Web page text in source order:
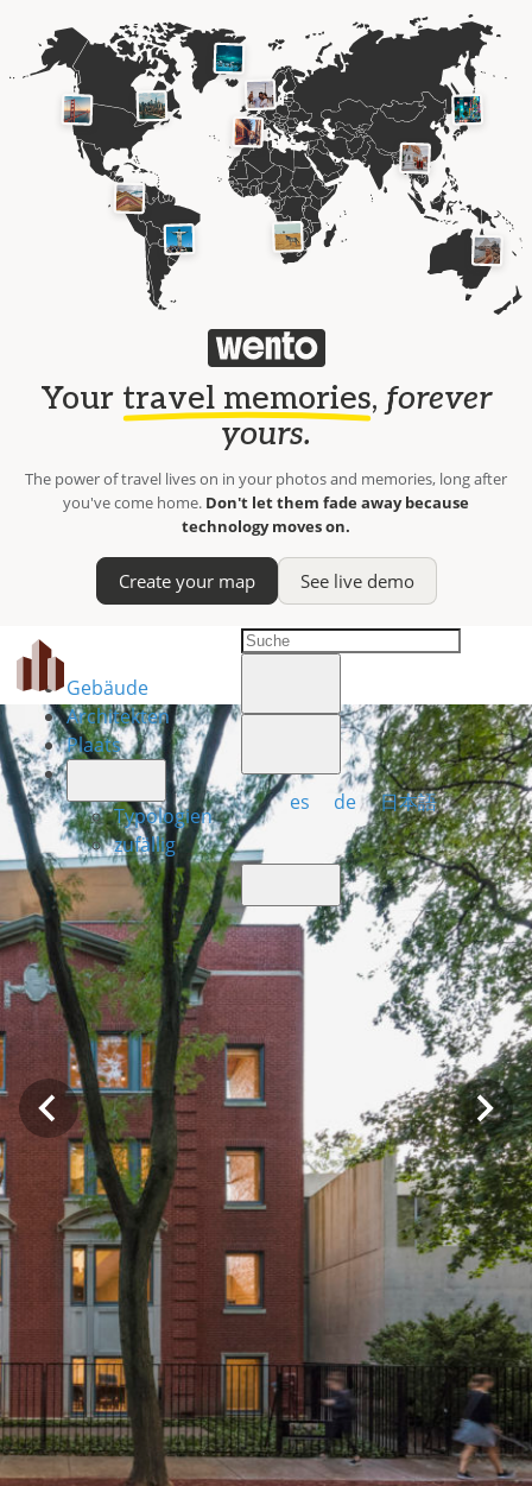
Your travel memories, forever
yours.
The power of travel lives on in your photos and memories, long after
you've come home. Don't let them fade away because
technology moves on.
Create your map See live demo
Gebäude
Architekten
Plaats
Typologien
zufällig
es de 日本語